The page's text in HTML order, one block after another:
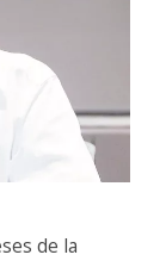
de la